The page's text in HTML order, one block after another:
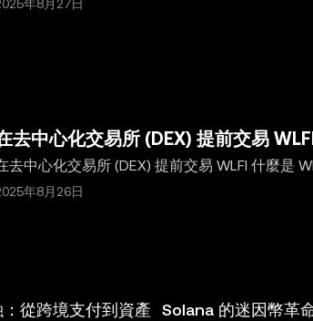
年8月27日
去中心化交易所 (DEX) 提前交易
去中心化交易所 (DEX) 提前交易 WLFI 什麼是
要角色，因其獨特的去中心化金融 (DeFi) 目標
年8月26日
從跨境支付到資產 Solana 的迷因幣革